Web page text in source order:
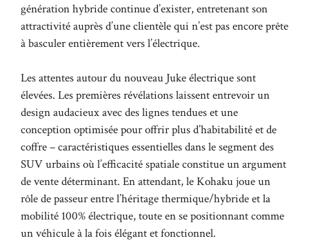
génération hybride continue d’exister, entretenant son
attractivité auprès d’une clientèle qui n’est pas encore prête
à basculer entièrement vers l’électrique.
Les attentes autour du nouveau Juke électrique sont
élevées. Les premières révélations laissent entrevoir un
design audacieux avec des lignes tendues et une
conception optimisée pour offrir plus d’habitabilité et de
coffre – caractéristiques essentielles dans le segment des
SUV urbains où l’efficacité spatiale constitue un argument
de vente déterminant. En attendant, le Kohaku joue un
rôle de passeur entre l’héritage thermique/hybride et la
mobilité 100% électrique, toute en se positionnant comme
un véhicule à la fois élégant et fonctionnel.